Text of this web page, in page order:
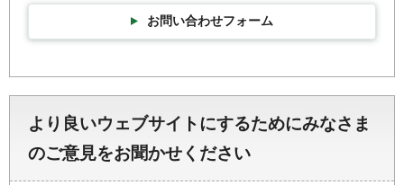
お問い合わせフォーム
より良いウェブサイトにするためにみなさま
のご意見をお聞かせください